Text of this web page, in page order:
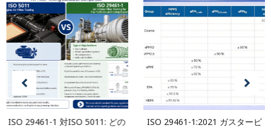
ISO 29461-1 対ISO 5011: どの
ISO 29461-1:2021 ガスタービ